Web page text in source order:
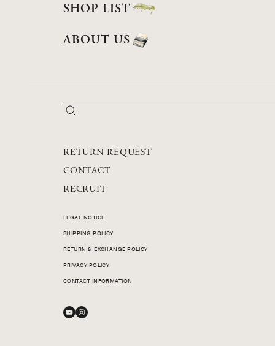
SHOP LIST
ABOUT US
RETURN REQUEST
CONTACT
RECRUIT
LEGAL NOTICE
SHIPPING POLICY
RETURN & EXCHANGE POLICY
PRIVACY POLICY
CONTACT INFORMATION